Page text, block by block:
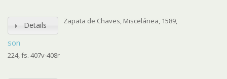
Details
son
Zapata de Chaves, Miscelánea, 1589,
224, fs. 407v-408r